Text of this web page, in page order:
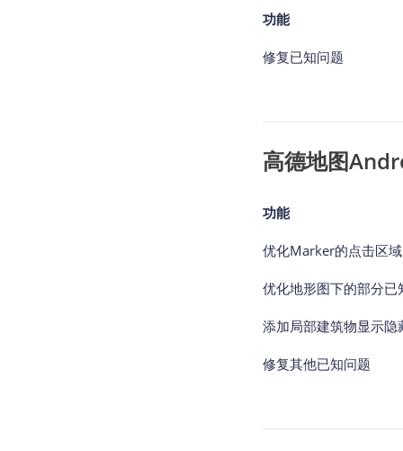
功能
修复已知问题
高德地图
功能
优化Marker的点击区
优化地形图下的部分已
添加局部建筑物显示隐
修复其他已知问题